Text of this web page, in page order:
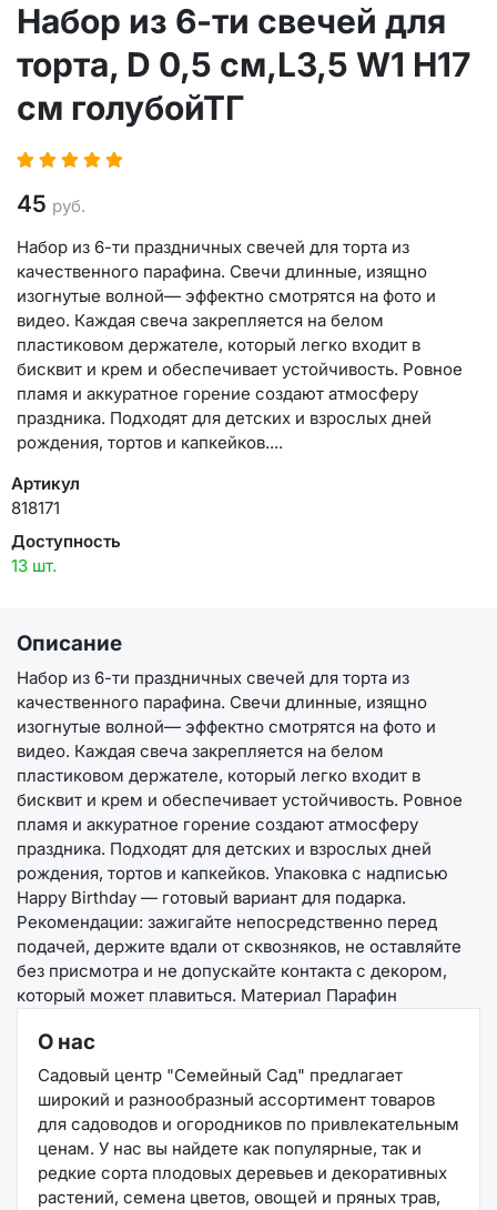
Набор из 6-ти свечей для
торта, D 0,5 см,L3,5 W1 H17
см голубойТГ
45 руб.
Набор из 6-ти праздничных свечей для торта из
качественного парафина. Свечи длинные, изящно
изогнутые волной— эффектно смотрятся на фото и
видео. Каждая свеча закрепляется на белом
пластиковом держателе, который легко входит в
бисквит и крем и обеспечивает устойчивость. Ровное
пламя и аккуратное горение создают атмосферу
праздника. Подходят для детских и взрослых дней
рождения, тортов и капкейков....
Артикул
818171
Доступность
13 шт.
Описание
Набор из 6-ти праздничных свечей для торта из
качественного парафина. Свечи длинные, изящно
изогнутые волной— эффектно смотрятся на фото и
видео. Каждая свеча закрепляется на белом
пластиковом держателе, который легко входит в
бисквит и крем и обеспечивает устойчивость. Ровное
пламя и аккуратное горение создают атмосферу
праздника. Подходят для детских и взрослых дней
рождения, тортов и капкейков. Упаковка с надписью
Happy Birthday — готовый вариант для подарка.
Рекомендации: зажигайте непосредственно перед
подачей, держите вдали от сквозняков, не оставляйте
без присмотра и не допускайте контакта с декором,
который может плавиться. Материал Парафин
О нас
Садовый центр "Семейный Сад" предлагает
широкий и разнообразный ассортимент товаров
для садоводов и огородников по привлекательным
ценам. У нас вы найдете как популярные, так и
редкие сорта плодовых деревьев и декоративных
растений, семена цветов, овощей и пряных трав,